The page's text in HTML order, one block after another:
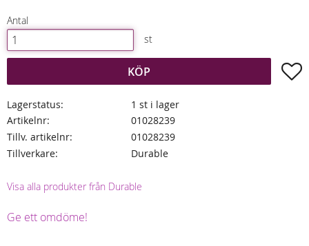
Antal
st
KÖP
Lagerstatus
1 st i lager
Artikelnr
01028239
Tillv. artikelnr
01028239
Tillverkare
Durable
Visa alla produkter från Durable
Ge ett omdöme!